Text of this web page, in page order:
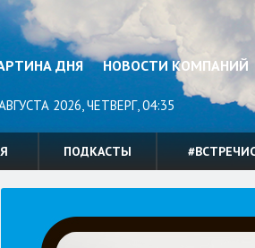
ДНЯ НОВОСТИ КОМПАНИЙ
2026, ЧЕТВЕРГ, 04:35
ПОДКАСТЫ